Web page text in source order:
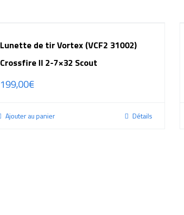
Lunette de tir Vortex (VCF2 31002)
Crossfire II 2-7×32 Scout
199,00€
Ajouter au panier Détails